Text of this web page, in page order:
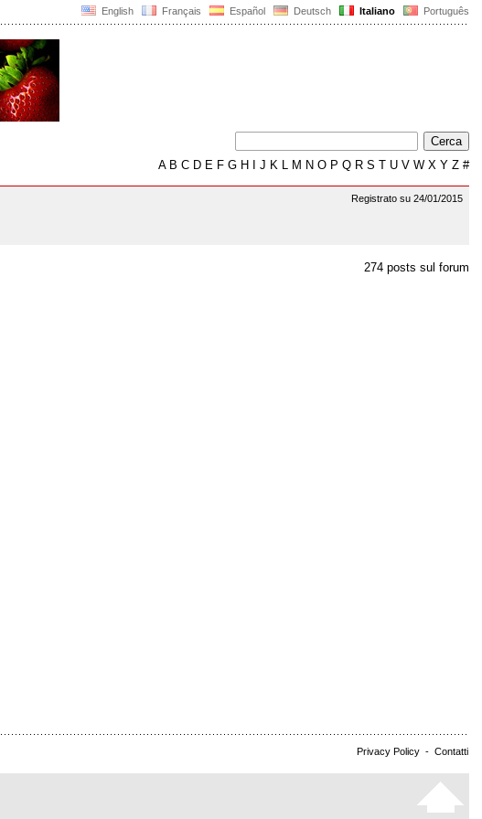
English Français Español Deutsch Italiano Português
AB C D E F G H J K L M N O P Q R S T U V W X Y Z #
Registrato su 24/01/2015
274 posts sul forum
Privacy Policy - Contatti